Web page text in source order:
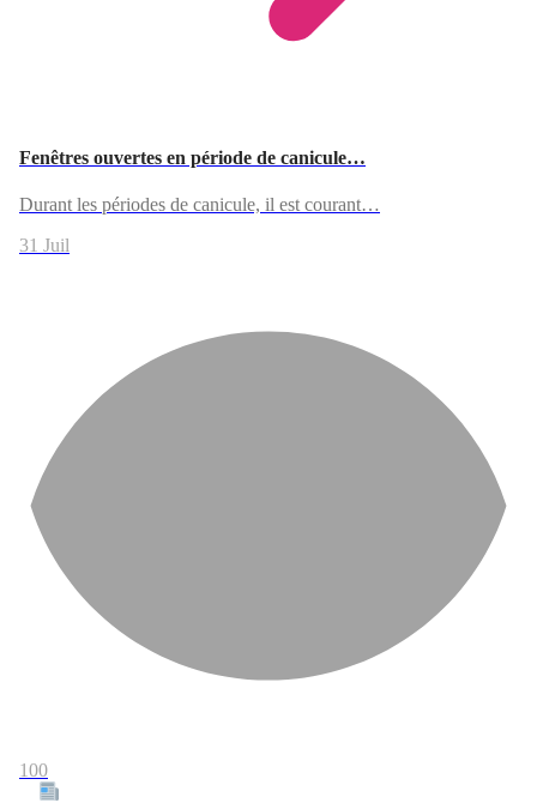
Fenêtres ouvertes en période de canicule…
Durant les périodes de canicule, il est courant…
31 Juil
100